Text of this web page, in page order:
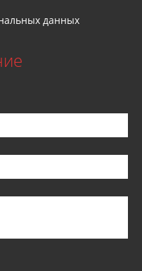
данных